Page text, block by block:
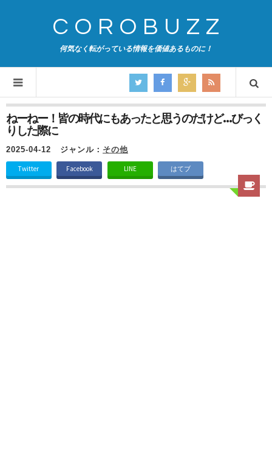
COROBUZZ
何気なく転がっている情報を価値あるものに！
ねーねー！皆の時代にもあったと思うのだけど…びっく
りした際に
2025-04-12 ジャンル： その他
Twitter Facebook LINE はてブ